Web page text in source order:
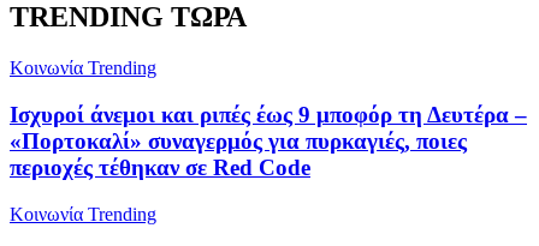
TRENDING ΤΩΡΑ
Κοινωνία Trending
Ισχυροί άνεμοι και ριπές έως 9 μποφόρ τη Δευτέρα –
«Πορτοκαλί» συναγερμός για πυρκαγιές, ποιες
περιοχές τέθηκαν σε Red Code
Κοινωνία Trending